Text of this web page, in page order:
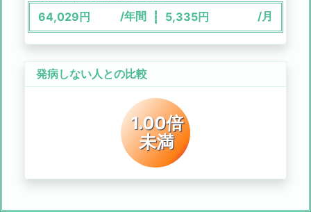
64,029円 /年間 5,335円 /月
発病しない人との比較
1.00倍
未満